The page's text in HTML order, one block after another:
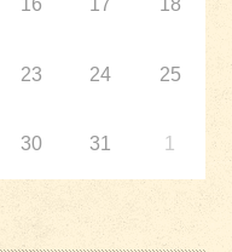
16 17 18
23 24 25
30 31 1